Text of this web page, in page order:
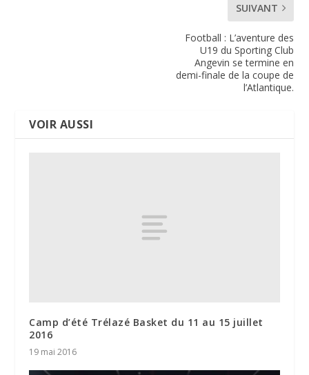
SUIVANT
Football : L’aventure des
U19 du Sporting Club
Angevin se termine en
demi-finale de la coupe de
l’Atlantique.
VOIR AUSSI
Camp d’été Trélazé Basket du 11 au 15 juillet
2016
19 mai 2016